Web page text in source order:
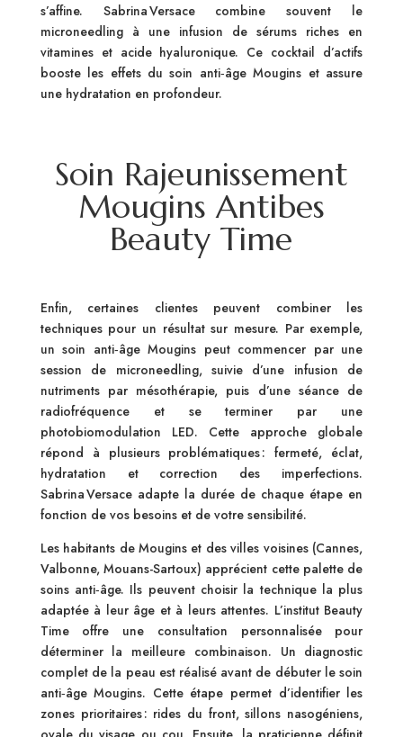
s’affine. Sabrina Versace combine souvent le
microneedling à une infusion de sérums riches en
vitamines et acide hyaluronique. Ce cocktail d’actifs
booste les effets du soin anti‑âge Mougins et assure
une hydratation en profondeur.
Soin Rajeunissement
Mougins Antibes
Beauty Time
Enfin, certaines clientes peuvent combiner les
techniques pour un résultat sur mesure. Par exemple,
un soin anti‑âge Mougins peut commencer par une
session de microneedling, suivie d’une infusion de
nutriments par mésothérapie, puis d’une séance de
radiofréquence et se terminer par une
photobiomodulation LED. Cette approche globale
répond à plusieurs problématiques : fermeté, éclat,
hydratation et correction des imperfections.
Sabrina Versace adapte la durée de chaque étape en
fonction de vos besoins et de votre sensibilité.
Les habitants de Mougins et des villes voisines (Cannes,
Valbonne, Mouans-Sartoux) apprécient cette palette de
soins anti‑âge. Ils peuvent choisir la technique la plus
adaptée à leur âge et à leurs attentes. L’institut Beauty
Time offre une consultation personnalisée pour
déterminer la meilleure combinaison. Un diagnostic
complet de la peau est réalisé avant de débuter le soin
anti‑âge Mougins. Cette étape permet d’identifier les
zones prioritaires : rides du front, sillons nasogéniens,